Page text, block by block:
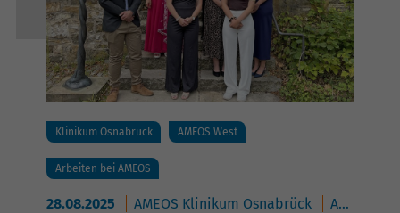
Klinikum Osnabrück AMEOS West
Arbeiten bei AMEOS
28.08.2025 AMEOS Klinikum Osnabrück AMEOS Eingliederung Osnabrück